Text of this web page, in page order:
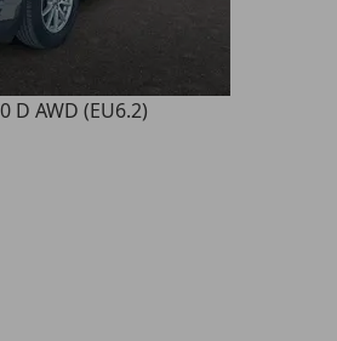
D AWD (EU6.2)